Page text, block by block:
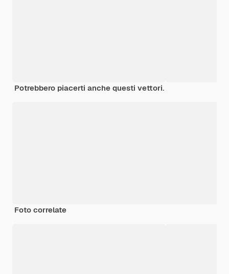
Potrebbero piacerti anche questi vettori.
Foto correlate